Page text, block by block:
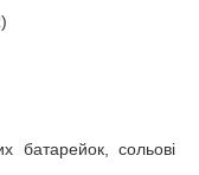
батарейок, сольові